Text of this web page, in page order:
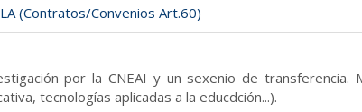
(Contratos/Convenios Art.60)
por la CNEAI y un sexenio de transferencia.
tecnologías aplicadas a la educdción...).